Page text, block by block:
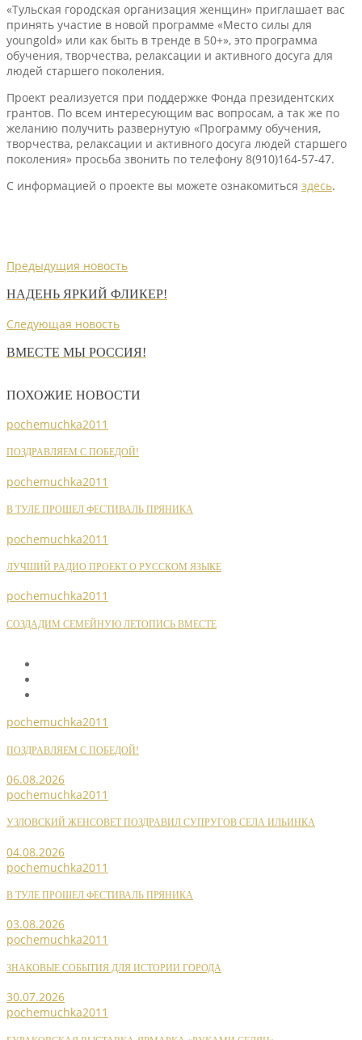
«Тульская городская организация женщин» приглашает вас
принять участие в новой программе «Место силы для
youngold» или как быть в тренде в 50+», это программа
обучения, творчества, релаксации и активного досуга для
людей старшего поколения.
Проект реализуется при поддержке Фонда президентских
грантов. По всем интересующим вас вопросам, а так же по
желанию получить развернутую «Программу обучения,
творчества, релаксации и активного досуга людей старшего
поколения» просьба звонить по телефону 8(910)164-57-47.
С информацией о проекте вы можете ознакомиться здесь.
Предыдущия новость
НАДЕНЬ ЯРКИЙ ФЛИКЕР!
Следующая новость
ВМЕСТЕ МЫ РОССИЯ!
ПОХОЖИЕ НОВОСТИ
pochemuchka2011
ПОЗДРАВЛЯЕМ С ПОБЕДОЙ!
pochemuchka2011
В ТУЛЕ ПРОШЕЛ ФЕСТИВАЛЬ ПРЯНИКА
pochemuchka2011
ЛУЧШИЙ РАДИО ПРОЕКТ О РУССКОМ ЯЗЫКЕ
pochemuchka2011
СОЗДАДИМ СЕМЕЙНУЮ ЛЕТОПИСЬ ВМЕСТЕ
pochemuchka2011
ПОЗДРАВЛЯЕМ С ПОБЕДОЙ!
06.08.2026
pochemuchka2011
УЗЛОВСКИЙ ЖЕНСОВЕТ ПОЗДРАВИЛ СУПРУГОВ СЕЛА ИЛЬИНКА
04.08.2026
pochemuchka2011
В ТУЛЕ ПРОШЕЛ ФЕСТИВАЛЬ ПРЯНИКА
03.08.2026
pochemuchka2011
ЗНАКОВЫЕ СОБЫТИЯ ДЛЯ ИСТОРИИ ГОРОДА
30.07.2026
pochemuchka2011